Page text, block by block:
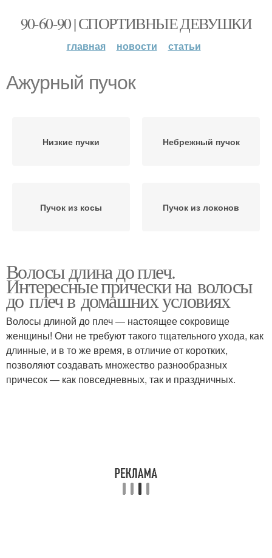
90-60-90 | СПОРТИВНЫЕ ДЕВУШКИ
главная новости статьи
Ажурный пучок
Низкие пучки Небрежный пучок
Пучок из косы Пучок из локонов
Волосы длина до плеч.
Интересные прически на волосы
до плеч в домашних условиях
Волосы длиной до плеч — настоящее сокровище
женщины! Они не требуют такого тщательного ухода, как
длинные, и в то же время, в отличие от коротких,
позволяют создавать множество разнообразных
причесок — как повседневных, так и праздничных.